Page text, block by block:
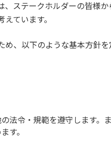
ステークホルダーの皆様
ています。
、以下のような基本方針
法令・規範を遵守します
す。